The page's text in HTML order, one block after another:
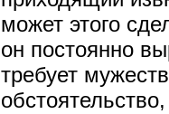
может этого
он постоянно
требует